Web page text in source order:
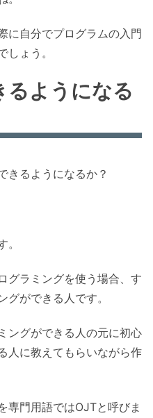
に自分でプログラムの入門
ょう。
るようになる
きるようになるか？
グラミングを使う場合、す
ができる人です。
ングができる人の元に初心
人に教えてもらいながら作
専門用語ではOJTと呼びま